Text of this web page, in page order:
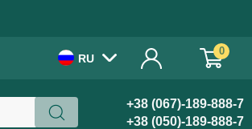
RU
0
+38 (067)-189-888-7
+38 (050)-189-888-7